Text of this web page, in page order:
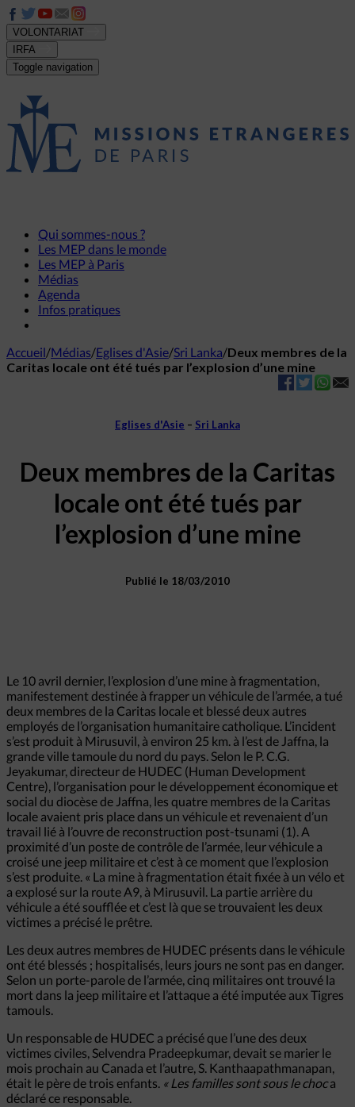
VOLONTARIAT
IRFA
Toggle navigation
Qui sommes-nous ?
Les MEP dans le monde
Les MEP à Paris
Médias
Agenda
Infos pratiques
Accueil/Médias/Eglises d'Asie/Sri Lanka/Deux membres de la
Caritas locale ont été tués par l’explosion d’une mine
Eglises d'Asie – Sri Lanka
Deux membres de la Caritas
locale ont été tués par
l’explosion d’une mine
Publié le 18/03/2010
Le 10 avril dernier, l’explosion d’une mine à fragmentation,
manifestement destinée à frapper un véhicule de l’armée, a tué
deux membres de la Caritas locale et blessé deux autres
employés de l’organisation humanitaire catholique. L’incident
s’est produit à Mirusuvil, à environ 25 km. à l’est de Jaffna, la
grande ville tamoule du nord du pays. Selon le P. C.G.
Jeyakumar, directeur de HUDEC (Human Development
Centre), l’organisation pour le développement économique et
social du diocèse de Jaffna, les quatre membres de la Caritas
locale avaient pris place dans un véhicule et revenaient d’un
travail lié à l’ouvre de reconstruction post-tsunami (1). A
proximité d’un poste de contrôle de l’armée, leur véhicule a
croisé une jeep militaire et c’est à ce moment que l’explosion
s’est produite. « La mine à fragmentation était fixée à un vélo et
a explosé sur la route A9, à Mirusuvil. La partie arrière du
véhicule a été soufflée et c’est là que se trouvaient les deux
victimes a précisé le prêtre.
Les deux autres membres de HUDEC présents dans le véhicule
ont été blessés ; hospitalisés, leurs jours ne sont pas en danger.
Selon un porte-parole de l’armée, cinq militaires ont trouvé la
mort dans la jeep militaire et l’attaque a été imputée aux Tigres
tamouls.
Un responsable de HUDEC a précisé que l’une des deux
victimes civiles, Selvendra Pradeepkumar, devait se marier le
mois prochain au Canada et l’autre, S. Kanthaapathmanapan,
était le père de trois enfants. « Les familles sont sous le choca
déclaré ce responsable.